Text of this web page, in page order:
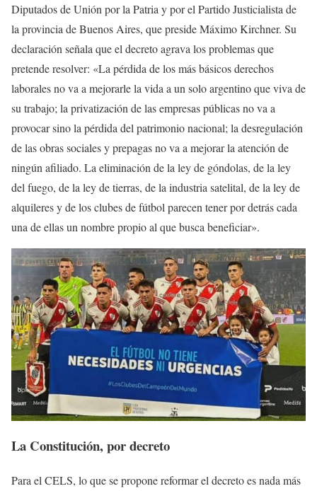
Diputados de Unión por la Patria y por el Partido Justicialista de
la provincia de Buenos Aires, que preside Máximo Kirchner. Su
declaración señala que el decreto agrava los problemas que
pretende resolver: «La pérdida de los más básicos derechos
laborales no va a mejorarle la vida a un solo argentino que viva de
su trabajo; la privatización de las empresas públicas no va a
provocar sino la pérdida del patrimonio nacional; la desregulación
de las obras sociales y prepagas no va a mejorar la atención de
ningún afiliado. La eliminación de la ley de góndolas, de la ley
del fuego, de la ley de tierras, de la industria satelital, de la ley de
alquileres y de los clubes de fútbol parecen tener por detrás cada
una de ellas un nombre propio al que busca beneficiar».
La Constitución, por decreto
Para el CELS, lo que se propone reformar el decreto es nada más